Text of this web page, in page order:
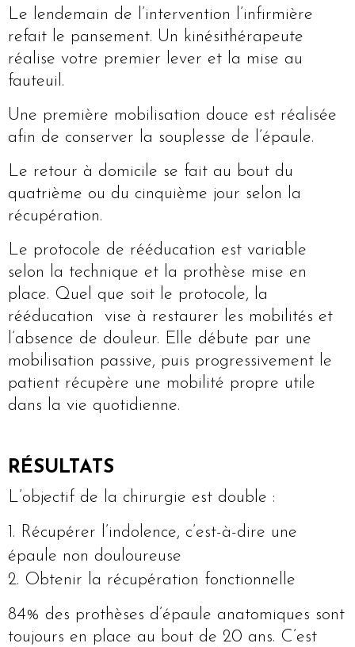
Le lendemain de l’intervention l’infirmière
refait le pansement. Un kinésithérapeute
réalise votre premier lever et la mise au
fauteuil.
Une première mobilisation douce est réalisée
afin de conserver la souplesse de l’épaule.
Le retour à domicile se fait au bout du
quatrième ou du cinquième jour selon la
récupération.
Le protocole de rééducation est variable
selon la technique et la prothèse mise en
place. Quel que soit le protocole, la
rééducation vise à restaurer les mobilités et
l’absence de douleur. Elle débute par une
mobilisation passive, puis progressivement le
patient récupère une mobilité propre utile
dans la vie quotidienne.
RÉSULTATS
L’objectif de la chirurgie est double :
Récupérer l’indolence, c’est-à-dire une
épaule non douloureuse
Obtenir la récupération fonctionnelle
84% des prothèses d’épaule anatomiques sont
toujours en place au bout de 20 ans. C’est